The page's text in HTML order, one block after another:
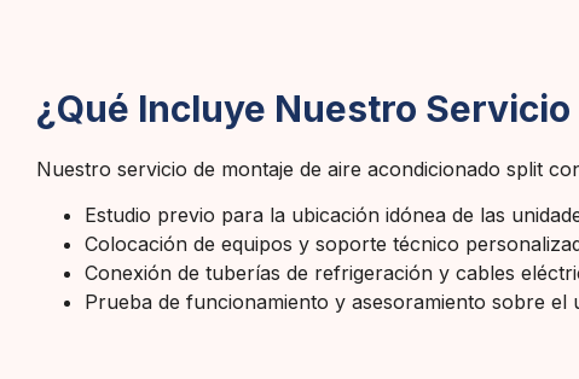
¿Qué Incluye Nuestro
Nuestro servicio de montaje de aire acondicionado split
Estudio previo para la ubicación idónea de las
Colocación de equipos y soporte técnico
Conexión de tuberías de refrigeración y cables
Prueba de funcionamiento y asesoramiento sobre el